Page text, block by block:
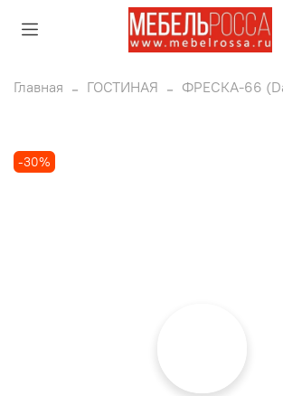
Главная ГОСТИНАЯ ФРЕСКА-66
-30%